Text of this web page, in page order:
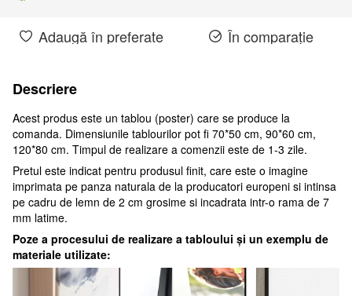
Adaugă în preferate În comparație
Descriere
Acest produs este un tablou (poster) care se produce la
comanda. Dimensiunile tablourilor pot fi 70*50 cm, 90*60 cm,
120*80 cm. Timpul de realizare a comenzii este de 1-3 zile.
Pretul este indicat pentru produsul finit, care este o imagine
imprimata pe panza naturala de la producatori europeni si intinsa
pe cadru de lemn de 2 cm grosime si incadrata intr-o rama de 7
mm latime.
Poze a procesului de realizare a tabloului și un exemplu de
materiale utilizate: